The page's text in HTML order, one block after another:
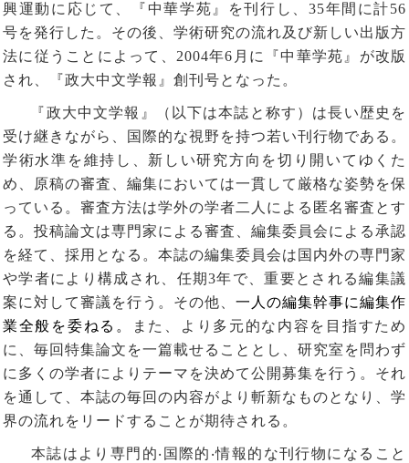
興運動に応じて、『中華学苑』を刊行し、 35年間に計56
号を発行した。その後、学術研究の流れ及び新しい出版方
法に従うことによって、 2004年6 月に『中華学苑』が改版
され、『政大中文学報』創刊号となった。
『政大中文学報』（以下は本誌と称す）は長い歴史を
受け継きながら、国際的な視野を持つ若い刊行物である。
学術水準を維持し、新しい研究方向を切り開いてゆくた
め、原稿の審査、編集においては一貫して厳格な姿勢を保
っている。審査方法は学外の学者二人による匿名審査とす
る。投稿論文は専門家による審査、編集委員会による承認
を経て、採用となる。本誌の編集委員会は国内外の専門家
や学者により構成され、任期3年で、重要とされる編集議
案に対して審議を行う。その他、 一人の編集幹事に編集作
業全般を委ねる。
また、より多元的な内容を目指すため
に、毎回特集論文を一篇載せることとし、研究室を問わず
に多くの学者によりテーマを決めて公開募集を行う。それ
を通して、本誌の毎回の内容がより斬新なものとなり、学
界の流れをリードすることが期待される。
本誌はより専門的‧国際的‧情報的な刊行物になること